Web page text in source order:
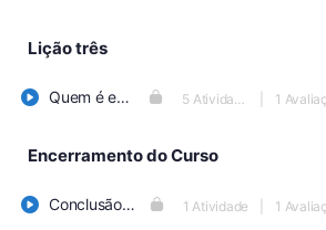
Lição três
Quem é esse homem? O início do ministério de Jesus
Encerramento do Curso
Conclusão do Curso 1 Atividade